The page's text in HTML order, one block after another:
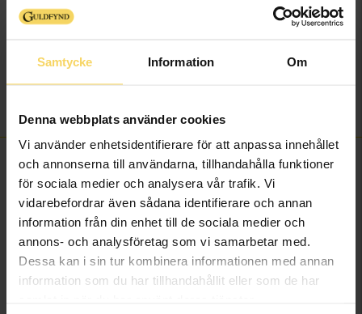
Samtycke Information Om
Denna webbplats använder cookies
Vi använder enhetsidentifierare för att anpassa innehållet
och annonserna till användarna, tillhandahålla funktioner
för sociala medier och analysera vår trafik. Vi
vidarebefordrar även sådana identifierare och annan
information från din enhet till de sociala medier och
annons- och analysföretag som vi samarbetar med.
Dessa kan i sin tur kombinera informationen med annan
information som du har tillhandahållit eller som de har
Höjd ca (mm)
10,7
Varumärke
FINNS OCKSÅ SOM